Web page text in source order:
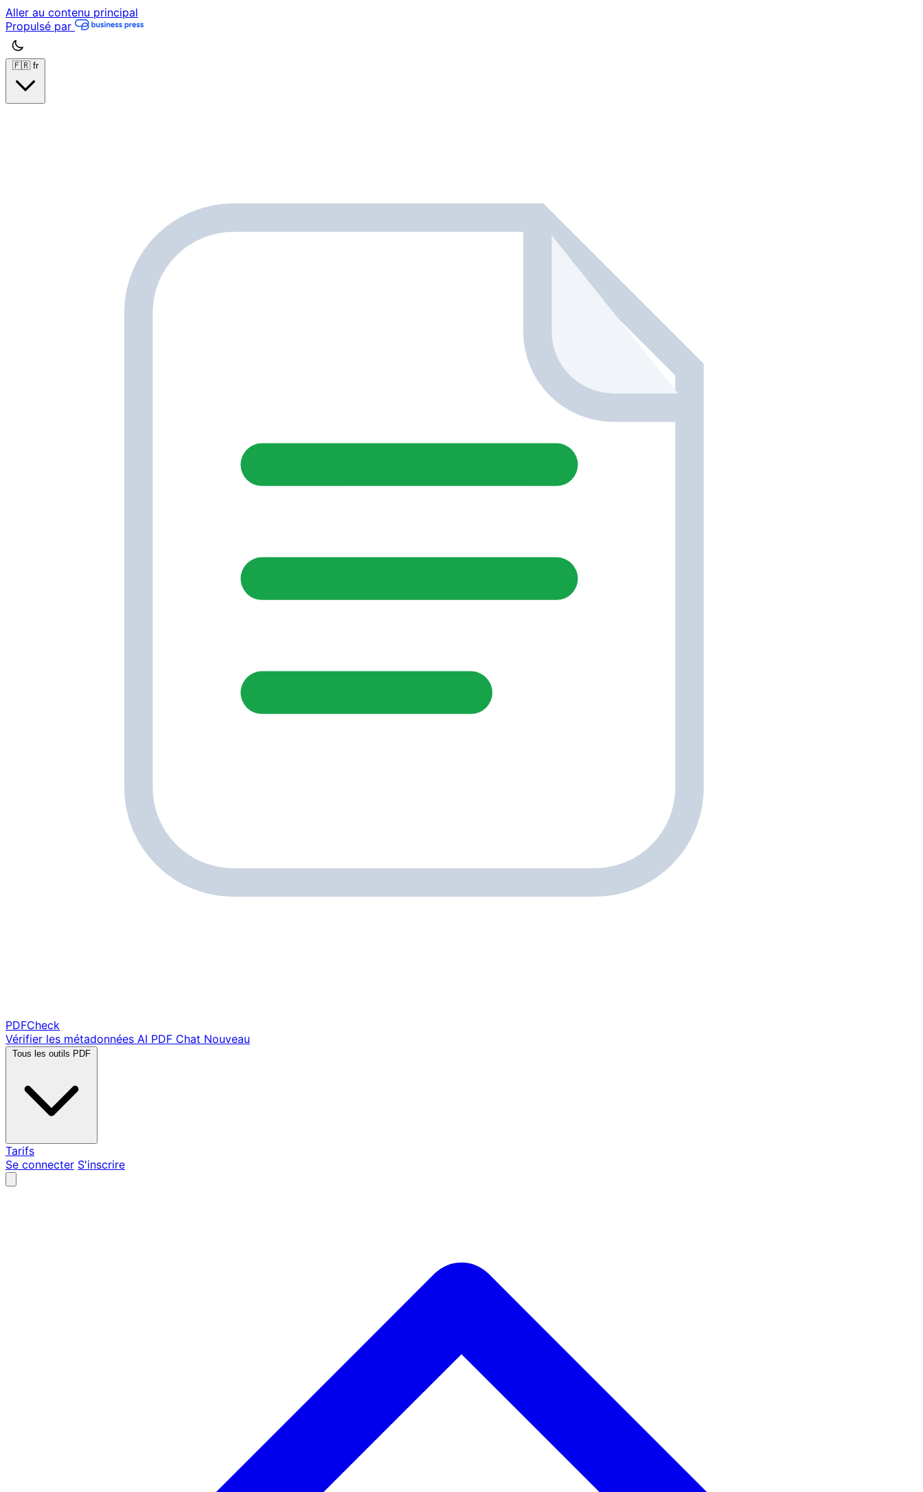
Aller au contenu principal
Propulsé par
🇫🇷 fr
PDFCheck
Vérifier les métadonnées AI PDF Chat Nouveau
Tous les outils PDF
Tarifs
Se connecter S'inscrire